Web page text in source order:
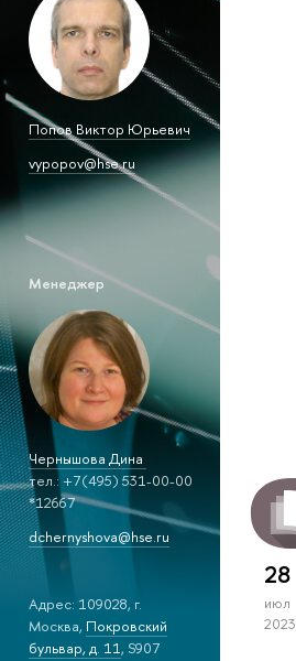
Попов Виктор Юрьевич
vypopov@hse.ru
Менеджер
Чернышова Дина
тел.: +7(495) 531-00-00
*12667
dchernyshova@hse.ru
Адрес: 109028, г.
Москва, Покровский
бульвар, д. 11, S907
28
июл
2023